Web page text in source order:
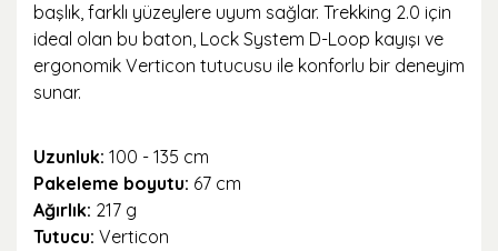
başlık, farklı yüzeylere uyum sağlar. Trekking 2.0 için
ideal olan bu baton, Lock System D-Loop kayışı ve
ergonomik Verticon tutucusu ile konforlu bir deneyim
sunar.
Uzunluk: 100 - 135 cm
Pakeleme boyutu: 67 cm
Ağırlık: 217 g
Tutucu: Verticon